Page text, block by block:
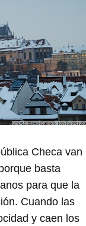
Checa van
basta
para que la
Cuando las
y caen los